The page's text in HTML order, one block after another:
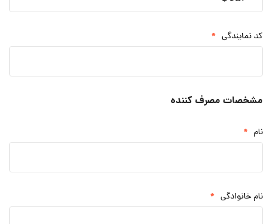
کد نمایندگی *
مشخصات مصرف کننده
نام *
نام خانوادگی *